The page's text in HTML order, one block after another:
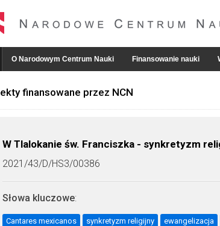
O Narodowym Centrum Nauki Finansowanie nauki
finansowane przez NCN
W Tlalokanie św. Franciszka - synkretyzm
2021/43/D/HS3/00386
Słowa kluczowe:
Cantares mexicanos synkretyzm religijny ewangelizacja